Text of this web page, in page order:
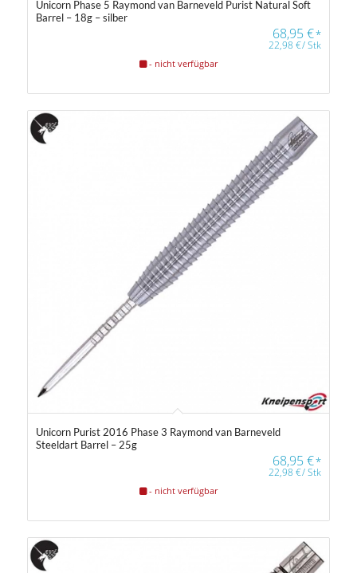
Unicorn Phase 5 Raymond van Barneveld Purist Natural Soft
Barrel – 18g – silber
68,95€*
22,98€/Stk
- nicht verfügbar
Unicorn Purist 2016 Phase 3 Raymond van Barneveld
Steeldart Barrel – 25g
68,95€*
22,98€/Stk
- nicht verfügbar